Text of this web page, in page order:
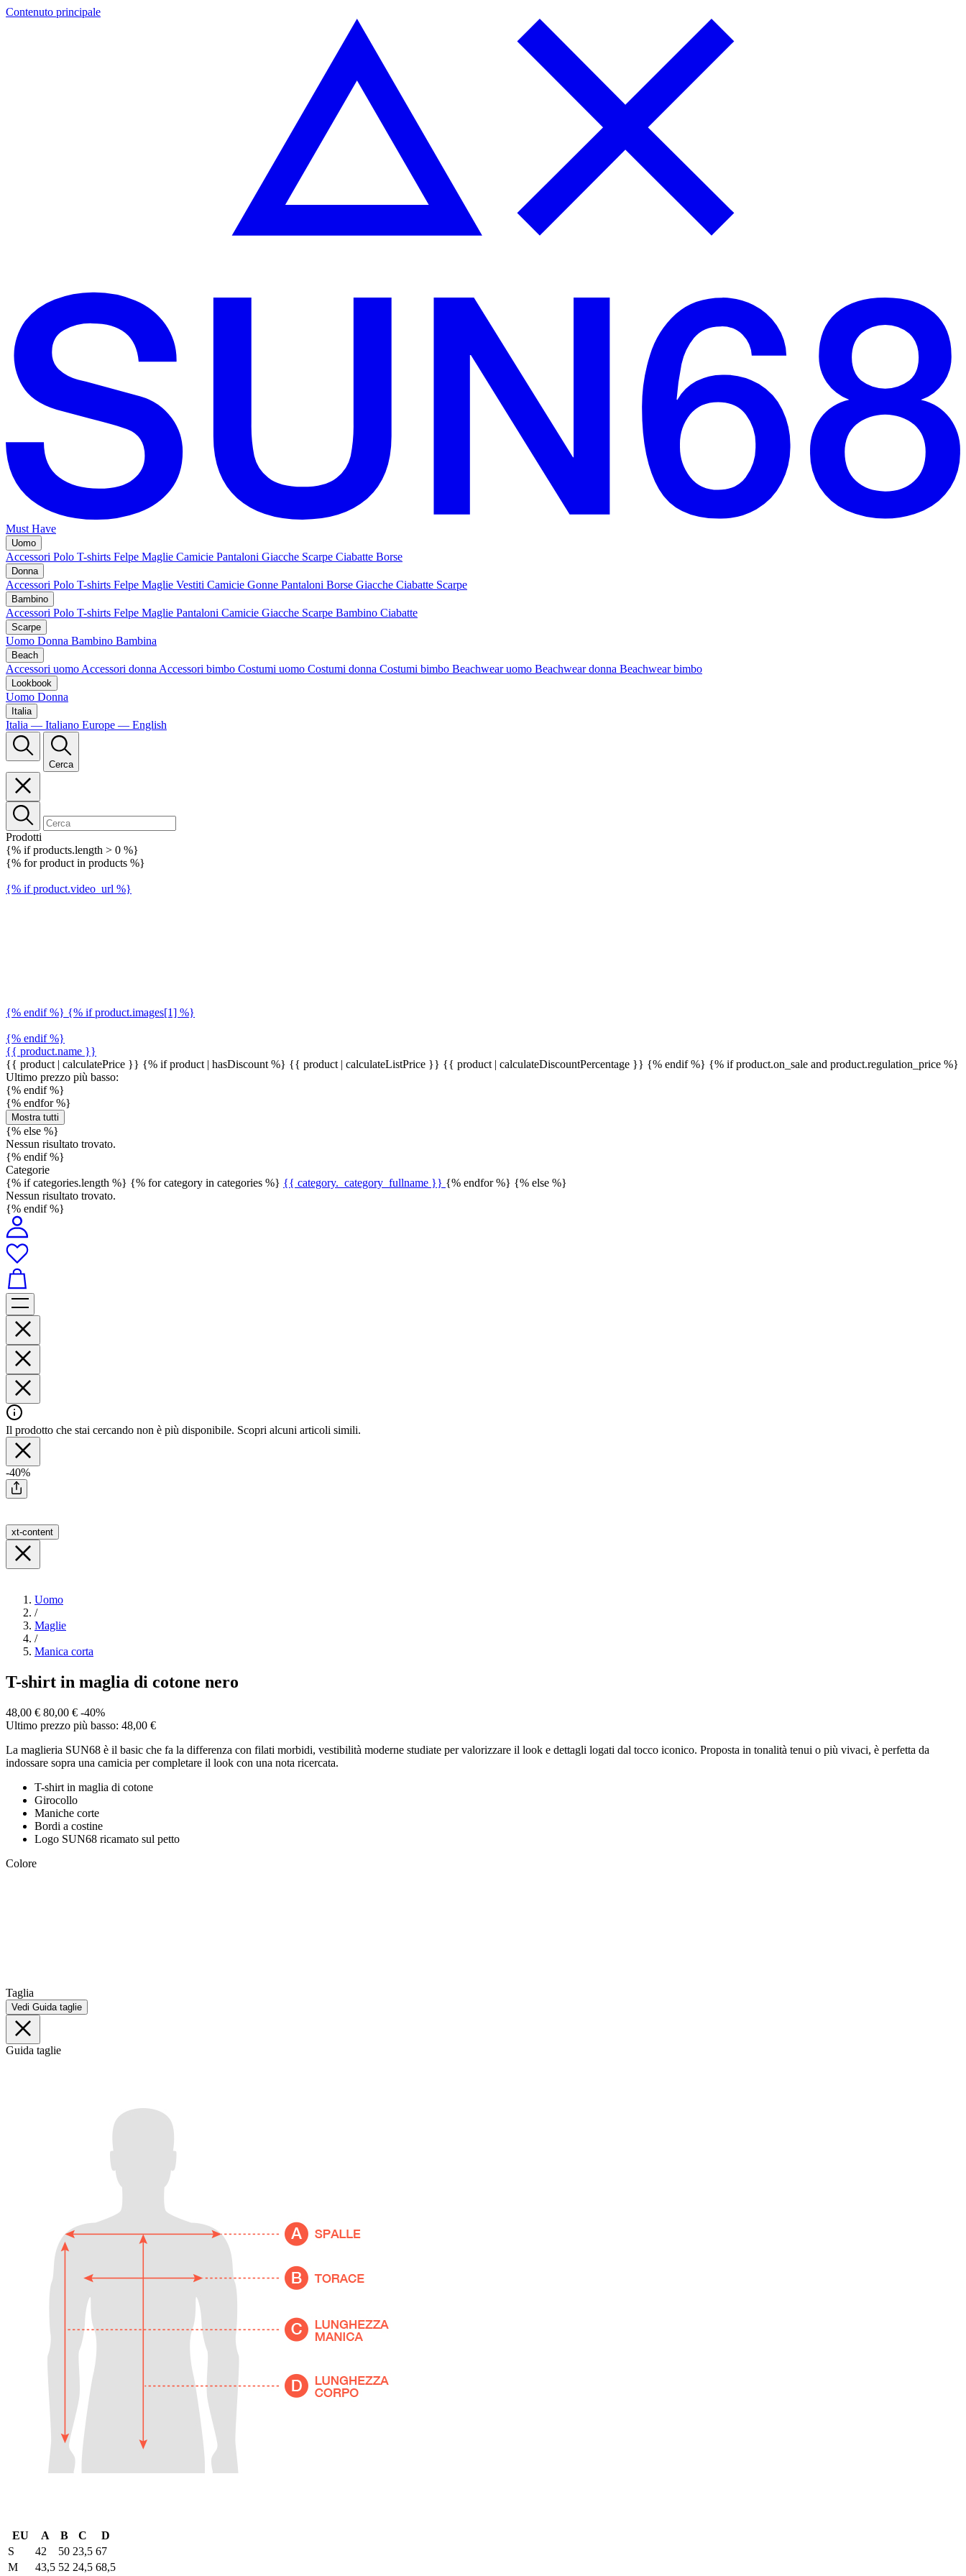
Contenuto principale
Must Have
Uomo
Accessori Polo T-shirts Felpe Maglie Camicie Pantaloni Giacche Scarpe Ciabatte Borse
Donna
Accessori Polo T-shirts Felpe Maglie Vestiti Camicie Gonne Pantaloni Borse Giacche Ciabatte Scarpe
Bambino
Accessori Polo T-shirts Felpe Maglie Pantaloni Camicie Giacche Scarpe Bambino Ciabatte
Scarpe
Uomo Donna Bambino Bambina
Beach
Accessori uomoAccessori donnaAccessori bimbo Costumi uomo Costumi donna Costumi bimbo Beachwear uomo Beachwear donna Beachwear bimbo
Lookbook
Uomo Donna
Italia
Italia — Italiano Europe — English
Cerca
Prodotti
{% if products.length > 0 %}
{% for product in products %}
{% if product.video_url %}
{% endif %} {% if product.images[1] %}
{% endif %}
{{ product.name }}
{{ product | calculatePrice }} {% if product | hasDiscount %} {{ product | calculateListPrice }} {{ product | calculateDiscountPercentage }} {% endif %} {% if product.on_sale and product.regulation_price %}
Ultimo prezzo più basso:
{% endif %}
{% endfor %}
Mostra tutti
{% else %}
Nessun risultato trovato.
{% endif %}
Categorie
{% if categories.length %} {% for category in categories %} {{ category._category_fullname }} {% endfor %} {% else %}
Nessun risultato trovato.
{% endif %}
Il prodotto che stai cercando non è più disponibile. Scopri alcuni articoli simili.
-40%
xt-content
Uomo
/
Maglie
/
Manica corta
T-shirt in maglia di cotone nero
48,00 € 80,00 € -40%
Ultimo prezzo più basso: 48,00 €
La maglieria SUN68 è il basic che fa la differenza con filati morbidi, vestibilità moderne studiate per valorizzare il look e dettagli logati dal tocco iconico. Proposta in tonalità tenui o più vivaci, è perfetta da
indossare sopra una camicia per completare il look con una nota ricercata.
T-shirt in maglia di cotone
Girocollo
Maniche corte
Bordi a costine
Logo SUN68 ricamato sul petto
Colore
Taglia
Vedi Guida taglie
Guida taglie
EU A B C
D
S
42 50 23,5 67
M
43,5 52 24,5 68,5